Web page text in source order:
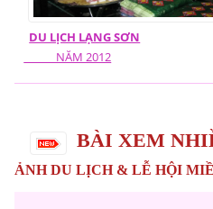
DU LỊCH LẠNG SƠN
NĂM 2012
BÀI XEM
ẢNH DU LỊCH & LỄ HỘI